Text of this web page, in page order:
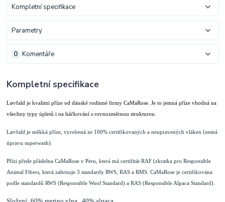
Kompletní specifikace
Parametry
Komentáře
0
Kompletní specifikace
Løvfald je kvalitní příze od dánské rodinné firmy CaMaRose. Je to jemná příze vhodná na
všechny typy úpletů i na háčkování s rovnozměrnou strukturou.
Løvfald je měkká příze, vyrobená ze 100% certifikovaných a neupravených vláken (nemá
úpravu superwash).
Přízi přede přádelna CaMaRose v Peru, která má certifitát RAF (zkratka pro Responsible
Animal Fibers, která zahrnuje 3 standardy RWS, RAS a RMS. CaMaRose je certifikována
podle standardů RWS (Responsible Wool Standard) a RAS (Responsible Alpaca Standard).